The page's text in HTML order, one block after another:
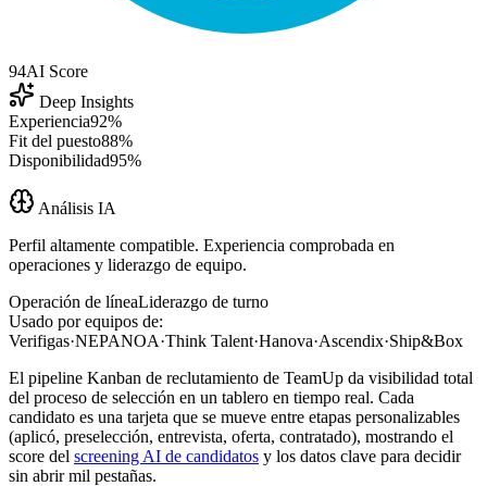
94AI Score
Deep Insights
Experiencia92%
Fit del puesto88%
Disponibilidad95%
Análisis IA
Perfil altamente compatible. Experiencia comprobada en
operaciones y liderazgo de equipo.
Operación de líneaLiderazgo de turno
Usado por equipos de:
Verifigas·NEPANOA·Think Talent·Hanova·Ascendix·Ship&Box
El pipeline Kanban de reclutamiento de TeamUp da visibilidad total
del proceso de selección en un tablero en tiempo real. Cada
candidato es una tarjeta que se mueve entre etapas personalizables
(aplicó, preselección, entrevista, oferta, contratado), mostrando el
score del screening AI de candidatos y los datos clave para decidir
sin abrir mil pestañas.